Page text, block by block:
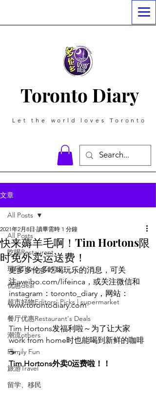
Toronto Diary
Let the world loves Toronto
文章
All Posts
吃喝Restaurant
玩乐Things To Do
优惠deal
超市好物Editors' Picks | supermarket
餐厅优惠Restaurant's Deals
潮流others
Family Fun
旅游Travel
留学、移民
All Posts
快来薅羊毛啊！Tim Hortons限
时免外卖运送费！
2021年2月8日 讀畢需時 1 分鐘
更多多伦多吃喝玩乐的消息，可关
注:weibo.com/lifeinca，或关注微信和
instagram：toronto_diary，网站：
www.torontodiary.com
Tim Hortons发福利啦～为了让大家
work from home时也能喝到新鲜的咖啡
☕️，
Tim Hortons外卖0运费啦！！